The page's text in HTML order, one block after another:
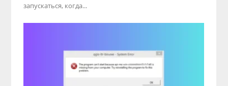
запускаться, когда...